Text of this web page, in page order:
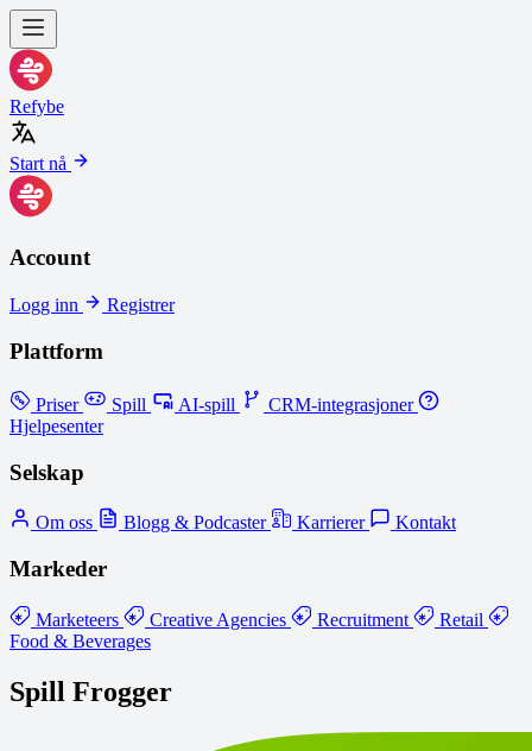
Refybe
Start nå
Account
Logg inn Registrer
Plattform
Priser Spill AI-spill
CRM-integrasjoner
Hjelpesenter
Selskap
Om oss Blogg & Podcaster Karrierer Kontakt
Markeder
Marketeers Creative Agencies Recruitment
Retail
Food & Beverages
Spill Frogger